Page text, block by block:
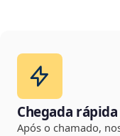
Chegada rápida
Após o chamado,